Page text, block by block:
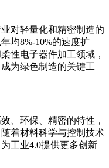
对轻量化和精密制造的
均8%-10%的速度扩
性电子器件加工领域，
为绿色制造的关键工
环保、精密的特性，
着材料科学与控制技术
工业4.0提供更多创新